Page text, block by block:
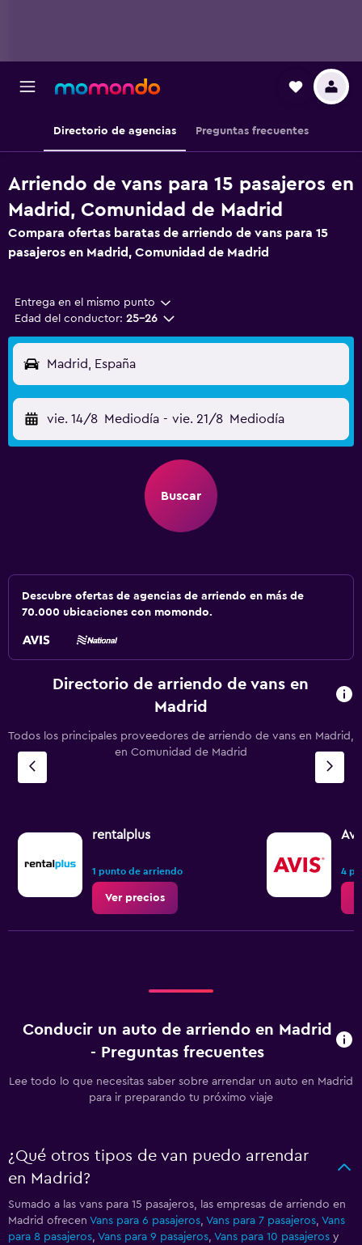
Directorio de agencias Preguntas frecuentes
Arriendo de vans para 15 pasajeros en
Madrid, Comunidad de Madrid
Compara ofertas baratas de arriendo de vans para 15
pasajeros en Madrid, Comunidad de Madrid
Entrega en el mismo punto
Edad del conductor: 25-26
Madrid, España
vie. 14/8 Mediodía - vie. 21/8 Mediodía
Buscar
Descubre ofertas de agencias de arriendo en más de
70.000 ubicaciones con momondo.
Directorio de arriendo de vans en
Madrid
Todos los principales proveedores de arriendo de vans en Madrid,
en Comunidad de Madrid
rentalplus
1 punto de arriendo
Ver precios
4
Conducir un auto de arriendo en Madrid
- Preguntas frecuentes
Lee todo lo que necesitas saber sobre arrendar un auto en Madrid
para ir preparando tu próximo viaje
¿Qué otros tipos de van puedo arrendar
en Madrid?
Sumado a las vans para 15 pasajeros, las empresas de arriendo en
Madrid ofrecen Vans para 6 pasajeros, Vans para 7 pasajeros, Vans
para 8 pasajeros, Vans para 9 pasajeros, Vans para 10 pasajeros y